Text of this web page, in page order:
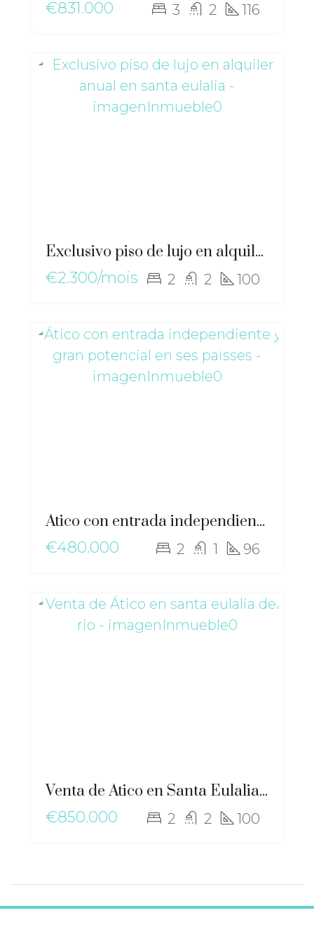
€831.000
3 2 116
Exclusivo piso de lujo en alquiler anual en Santa Eulalia – gz-2572
€2.300/mois
2 2 100
Ático con entrada independiente y gran potencial en Ses Païsses – gz-2571
€480.000
2 1 96
Venta de Ático en Santa Eulalia del Rio – gz-2549
€850.000
2 2 100